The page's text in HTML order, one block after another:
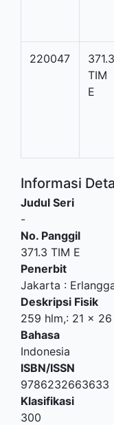
220047
371.3
TIM
E
Informasi
Judul Seri
-
No. Panggil
371.3 TIM E
Penerbit
Jakarta :
Deskripsi Fisik
259 hlm,: 21 x
Bahasa
Indonesia
ISBN/ISSN
9786232663633
Klasifikasi
300